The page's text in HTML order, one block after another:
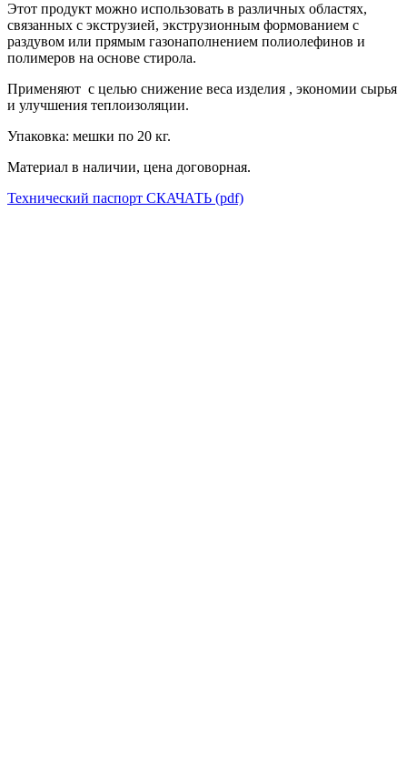
Этот продукт можно использовать в различных областях,
связанных с экструзией, экструзионным формованием с
раздувом или прямым газонаполнением полиолефинов и
полимеров на основе стирола.
Применяют с целью снижение веса изделия , экономии сырья
и улучшения теплоизоляции.
Упаковка: мешки по 20 кг.
Материал в наличии, цена договорная.
Технический паспорт СКАЧАТЬ (pdf)